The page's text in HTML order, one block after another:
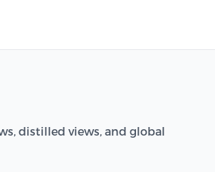
distilled views, and global